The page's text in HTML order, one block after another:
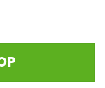
€.